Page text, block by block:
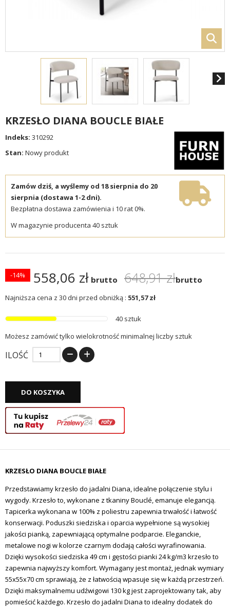
KRZESŁO DIANA BOUCLE BIAŁE
Indeks: 310292
Stan: Nowy produkt
Zamów dziś, a wyślemy od 18 sierpnia do 20
sierpnia (dostawa 1-2 dni).
Bezpłatna dostawa zamówienia i 10 rat 0%.
W magazynie producenta 40 sztuk
558,06 zł brutto 648,91 złbrutto
-14%
Najniższa cena z 30 dni przed obniżką : 551,57 zł
40 sztuk
Możesz zamówić tylko wielokrotność minimalnej liczby sztuk
ILOŚĆ
DO KOSZYKA
KRZESŁO DIANA BOUCLE BIAŁE
Przedstawiamy krzesło do jadalni Diana, idealne połączenie stylu i
wygody. Krzesło to, wykonane z tkaniny Bouclé, emanuje elegancją.
Tapicerka wykonana w 100% z poliestru zapewnia trwałość i łatwość
konserwacji. Poduszki siedziska i oparcia wypełnione są wysokiej
jakości pianką, zapewniającą optymalne podparcie. Eleganckie,
metalowe nogi w kolorze czarnym dodają całości wyrafinowania.
Dzięki wysokości siedziska 49 cm i gęstości pianki 24 kg/m3 krzesło to
zapewnia najwyższy komfort. Wymagany jest montaż, jednak wymiary
55x55x70 cm sprawiają, że z łatwością wpasuje się w każdą przestrzeń.
Dzięki maksymalnemu udźwigowi 130 kg jest zaprojektowany tak, aby
pomieścić każdego. Krzesło do jadalni Diana to idealny dodatek do